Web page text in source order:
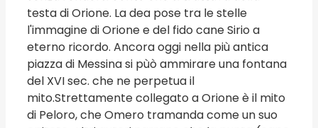
testa di Orione. La dea pose tra le stelle
l'immagine di Orione e del fido cane Sirio a
eterno ricordo. Ancora oggi nella più antica
piazza di Messina si pùò ammirare una fontana
del XVI sec. che ne perpetua il
mito.Strettamente collegato a Orione è il mito
di Peloro, che Omero tramanda come un suo